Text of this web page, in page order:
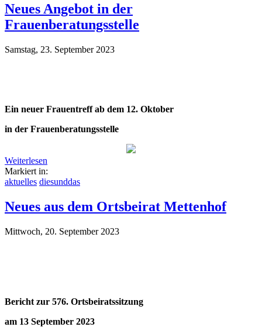
Neues Angebot in der
Frauenberatungsstelle
Samstag, 23. September 2023
Ein neuer Frauentreff ab dem 12. Oktober
in der Frauenberatungsstelle
Weiterlesen
Markiert in:
aktuelles diesunddas
Neues aus dem Ortsbeirat Mettenhof
Mittwoch, 20. September 2023
Bericht zur 576. Ortsbeiratssitzung
am 13 September 2023